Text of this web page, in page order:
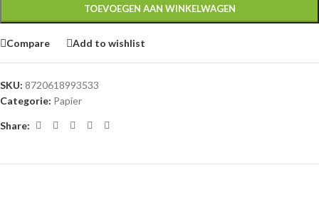
TOEVOEGEN AAN WINKELWAGEN
Compare Add to wishlist
SKU: 8720618993533
Categorie: Papier
Share: